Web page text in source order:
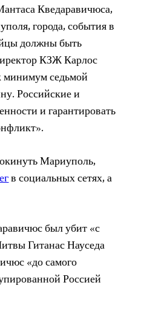
Кведаравичюса,
города, события в
должны быть
КЗЖ Карлос
седьмой
Российские и
и гарантировать
Мариуполь,
в социальных сетях, а
был убит «с
Гитанас Науседа
«до самого
Россией